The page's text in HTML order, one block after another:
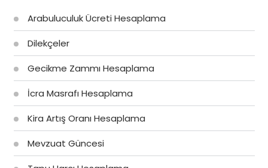
Arabuluculuk Ücreti Hesaplama
Dilekçeler
Gecikme Zammı Hesaplama
İcra Masrafı Hesaplama
Kira Artış Oranı Hesaplama
Mevzuat Güncesi